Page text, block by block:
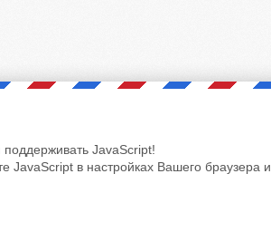
JavaScript!
JavaScript в настройках Вашего браузера и